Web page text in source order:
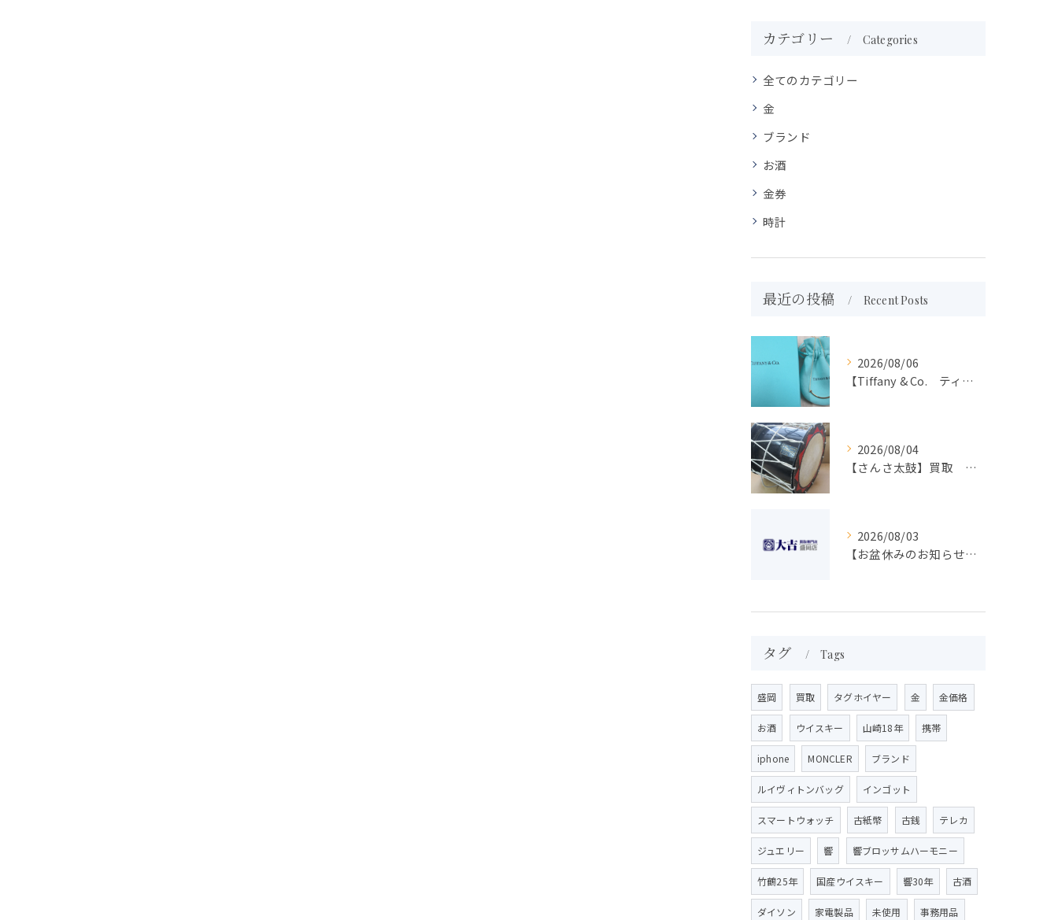
カテゴリー Categories
全てのカテゴリー
金
ブランド
お酒
金券
時計
最近の投稿 Recent Posts
2026/08/06
【Tiffany & Co. ティファニー】買取 大吉盛岡店 アクセサリー買取しました！！
2026/08/04
【さんさ太鼓】買取 大吉盛岡店 楽器 買取します！！
2026/08/03
【お盆休みのお知らせ】買取専門 大吉 盛岡店
タグ Tags
盛岡 買取 タグホイヤー 金 金価格
お酒 ウイスキー 山崎18年 携帯
iphone MONCLER ブランド
ルイヴィトンバッグ インゴット
スマートウォッチ 古紙幣 古銭 テレカ
ジュエリー 響 響ブロッサムハーモニー
竹鶴25年 国産ウイスキー 響30年 古酒
ダイソン 家電製品 未使用 事務用品